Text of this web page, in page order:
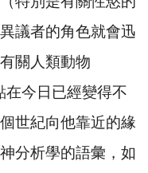
議者的角色就會迅
關人類動物
在今日已經變得不
世紀向他靠近的緣
分析學的語彙，如